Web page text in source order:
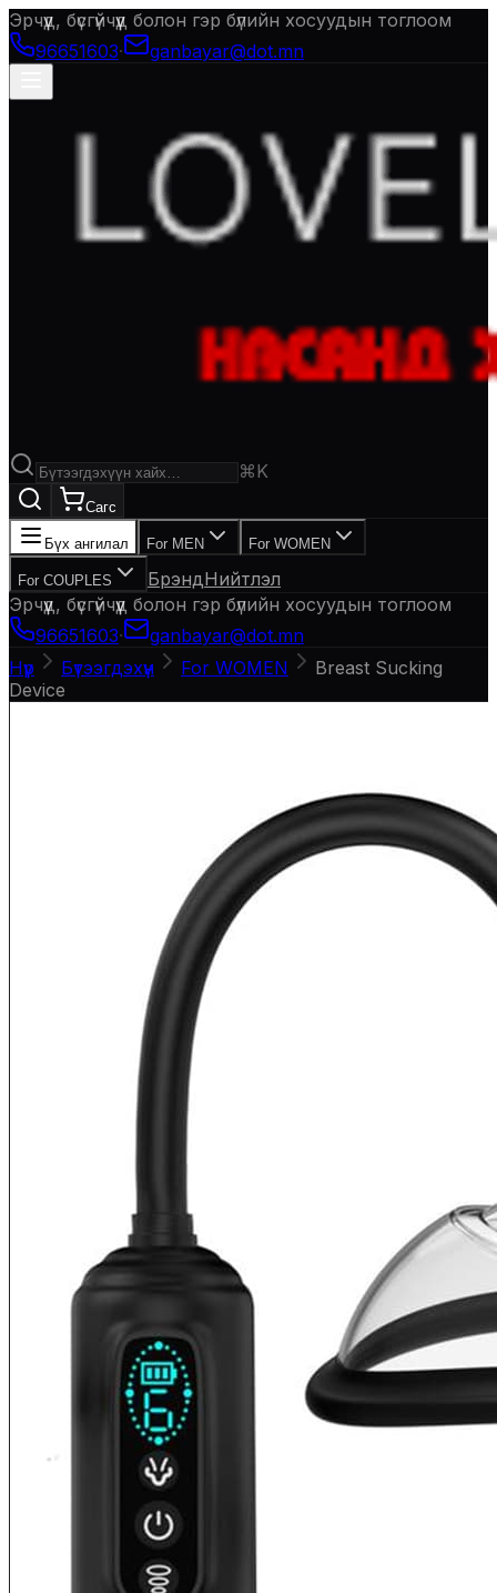
Эрчүүд, бүсгүйчүүд болон гэр бүлийн хосуудын тоглоом
96651603· ganbayar@dot.mn
⌘K
Сагс
Бүх ангилал For MEN For WOMEN
For COUPLES БрэндНийтлэл
Эрчүүд, бүсгүйчүүд болон гэр бүлийн хосуудын тоглоом
96651603·
ganbayar@dot.mn
Нүүр
Бүтээгдэхүүн For WOMEN
Breast Sucking
Device